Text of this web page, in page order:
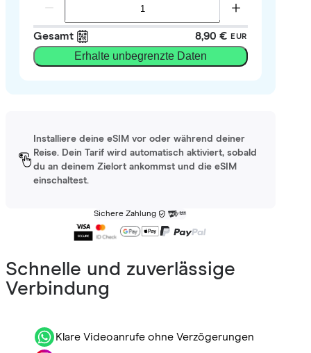
Gesamt 8,90 € EUR
Erhalte unbegrenzte Daten
Installiere deine eSIM vor oder während deiner
Reise. Dein Tarif wird automatisch aktiviert, sobald
du an deinem Zielort ankommst und die eSIM
einschaltest.
Sichere Zahlung
Schnelle und zuverlässige
Verbindung
Klare Videoanrufe ohne Verzögerungen